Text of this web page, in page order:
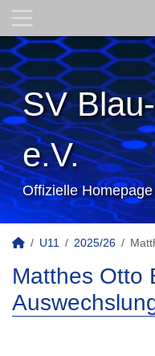
SV
e.V.
Offizielle Homepage
U11 2025/26
Matthes Otto